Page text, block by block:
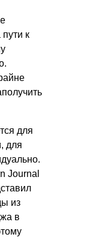
к
для
для
Journal
из
в